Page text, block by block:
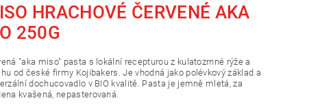
HRACHOVÉ ČERVENÉ AKA
250G
"aka miso" pasta s lokální recepturou z kulatozrnné rýže a
od české firmy Kojibakers. Je vhodná jako polévkový základ a
dochucovadlo v BIO kvalitě. Pasta je jemně mletá, za
kvašená, nepasterovaná.